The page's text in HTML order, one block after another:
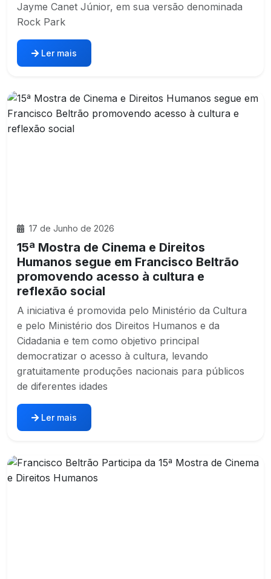
Jayme Canet Júnior, em sua versão denominada
Rock Park
Ler mais
17 de Junho de 2026
15ª Mostra de Cinema e Direitos
Humanos segue em Francisco Beltrão
promovendo acesso à cultura e
reflexão social
A iniciativa é promovida pelo Ministério da Cultura
e pelo Ministério dos Direitos Humanos e da
Cidadania e tem como objetivo principal
democratizar o acesso à cultura, levando
gratuitamente produções nacionais para públicos
de diferentes idades
Ler mais